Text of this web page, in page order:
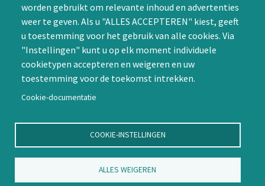
worden gebruikt om relevante inhoud en advertenties
weer te geven. Als u "ALLES ACCEPTEREN" kiest, geeft
u toestemming voor het gebruik van alle cookies. Via
"Instellingen" kunt u op elk moment individuele
cookietypen accepteren en weigeren en uw
toestemming voor de toekomst intrekken.
Cookie-documentatie
COOKIE-INSTELLINGEN
ALLES WEIGEREN
Contact
Nienoord 5, 1112 XE Diemen
info@ntvp.nl
SNSBNL2A te Utrecht
Volg ons op LinkedIn